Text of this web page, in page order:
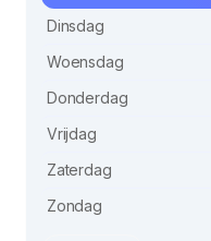
Dinsdag
Woensdag
Donderdag
Vrijdag
Zaterdag
Zondag